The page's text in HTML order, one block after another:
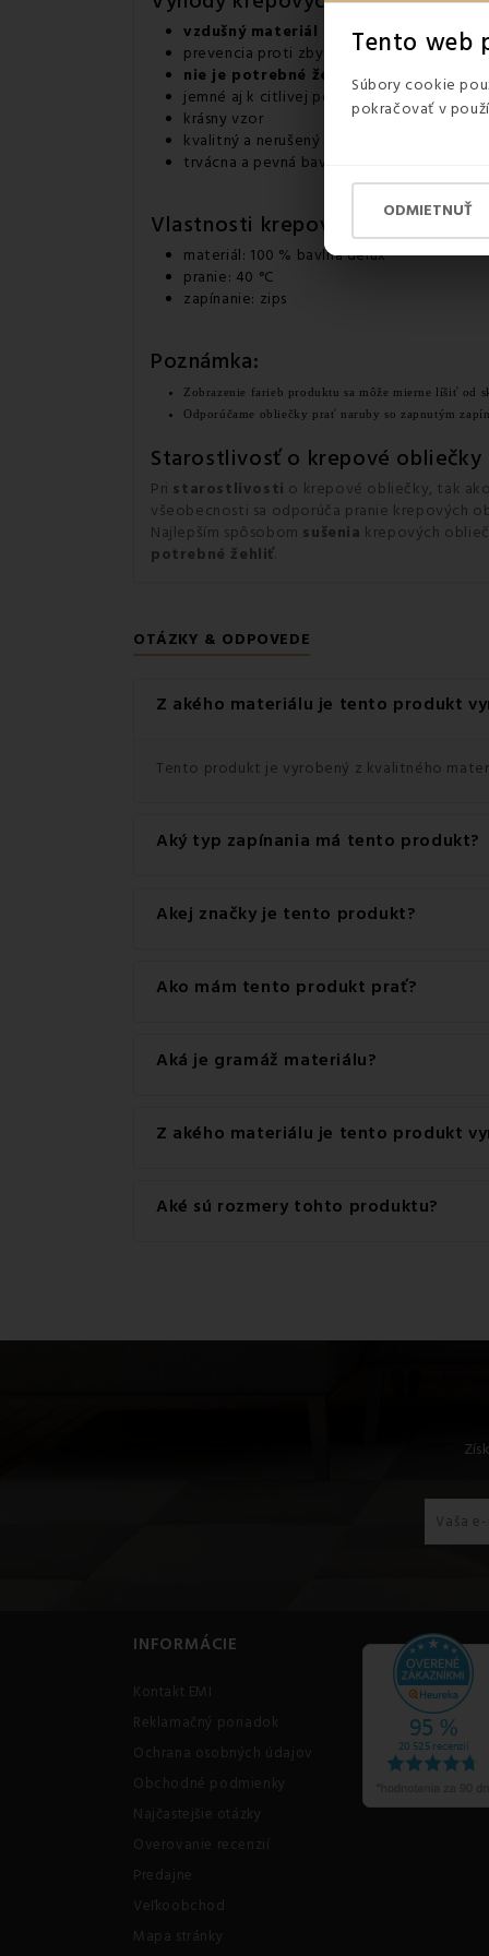
Tento web
Súbory cookie
pokračovať v
ODMIETNUŤ
vzdušný materiál
prevencia proti zbytočnému poteniu
nie je potrebné žehliť
jemné aj k citlivej pokožke
krásny vzor
kvalitný a nerušený spánok
trvácna a pevná bavlna
Vlastnosti krepových obliečok
materiál: 100 % bavlna delux
pranie: 40 °C
zapínanie: zips
Poznámka:
Zobrazenie farieb produktu sa môže mierne líšiť od
Odporúčame obliečky prať naruby so zapnutým
Starostlivosť o krepové obliečky
Pri starostlivosti o krepové obliečky, tak
všeobecnosti sa odporúča pranie krepových
Najlepším spôsobom sušenia krepových
potrebné žehliť.
OTÁZKY & ODPOVEDE
Z akého materiálu je tento produkt
Tento produkt je vyrobený z kvalitného
Aký typ zapínania má tento produkt?
Tento produkt má praktické zapínanie na Zips.
Akej značky je tento produkt?
Ide o autentický produkt značky EMI.
Ako mám tento produkt prať?
Pre dosiahnutie najlepších výsledkov
Aká je gramáž materiálu?
Gramáž materiálu použitého pre tento produkt
Z akého materiálu je tento produkt
Tento produkt je vyrobený z kvalitného
Aké sú rozmery tohto produktu?
INFORMÁCIE
Kontakt EMI
Reklamačný poriadok
Ochrana osobných údajov
Obchodné podmienky
Najčastejšie otázky
Overovanie recenzií
Predajne
Veľkoobchod
Mapa stránky